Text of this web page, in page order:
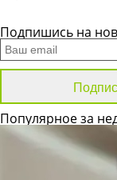
Подпишись на
Популярное за